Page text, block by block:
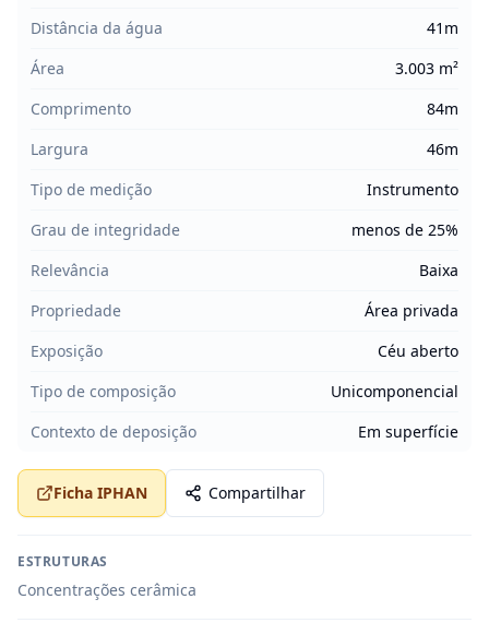
Distância da água
41m
Área
3.003 m²
Comprimento
84m
Largura
46m
Tipo de medição
Instrumento
Grau de integridade
menos de 25%
Relevância
Baixa
Propriedade
Área privada
Exposição
Céu aberto
Tipo de composição
Unicomponencial
Contexto de deposição
Em superfície
Ficha IPHAN Compartilhar
ESTRUTURAS
Concentrações cerâmica